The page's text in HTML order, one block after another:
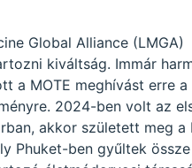
Global Alliance (LMGA)
kiváltság. Immár
a MOTE meghívást erre a
2024-ben volt az
akkor született meg a
Phuket-ben gyűltek